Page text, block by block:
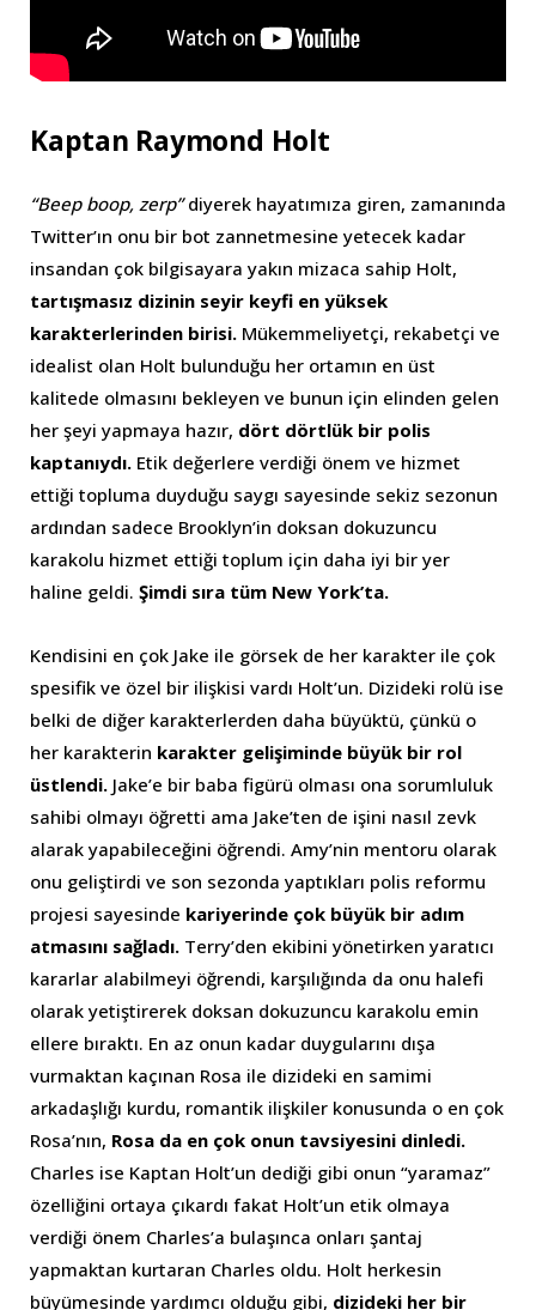
Kaptan Raymond Holt
“Beep boop, zerp”diyerek hayatımıza giren, zamanında
Twitter’ın onu bir bot zannetmesine yetecek kadar
insandan çok bilgisayara yakın mizaca sahip Holt,
tartışmasız dizinin seyir keyfi en yüksek
karakterlerinden birisi. Mükemmeliyetçi, rekabetçi ve
idealist olan Holt bulunduğu her ortamın en üst
kalitede olmasını bekleyen ve bunun için elinden gelen
her şeyi yapmaya hazır, dört dörtlük bir polis
kaptanıydı. Etik değerlere verdiği önem ve hizmet
ettiği topluma duyduğu saygı sayesinde sekiz sezonun
ardından sadece Brooklyn’in doksan dokuzuncu
karakolu hizmet ettiği toplum için daha iyi bir yer
haline geldi. Şimdi sıra tüm New York’ta.
Kendisini en çok Jake ile görsek de her karakter ile çok
spesifik ve özel bir ilişkisi vardı Holt’un. Dizideki rolü ise
belki de diğer karakterlerden daha büyüktü, çünkü o
her karakterin karakter gelişiminde büyük bir rol
üstlendi. Jake’e bir baba figürü olması ona sorumluluk
sahibi olmayı öğretti ama Jake’ten de işini nasıl zevk
alarak yapabileceğini öğrendi. Amy’nin mentoru olarak
onu geliştirdi ve son sezonda yaptıkları polis reformu
projesi sayesinde kariyerinde çok büyük bir adım
atmasını sağladı. Terry’den ekibini yönetirken yaratıcı
kararlar alabilmeyi öğrendi, karşılığında da onu halefi
olarak yetiştirerek doksan dokuzuncu karakolu emin
ellere bıraktı. En az onun kadar duygularını dışa
vurmaktan kaçınan Rosa ile dizideki en samimi
arkadaşlığı kurdu, romantik ilişkiler konusunda o en çok
Rosa’nın, Rosa da en çok onun tavsiyesini dinledi.
Charles ise Kaptan Holt’un dediği gibi onun “yaramaz”
özelliğini ortaya çıkardı fakat Holt’un etik olmaya
verdiği önem Charles’a bulaşınca onları şantaj
yapmaktan kurtaran Charles oldu. Holt herkesin
büyümesinde yardımcı olduğu gibi, dizideki her bir